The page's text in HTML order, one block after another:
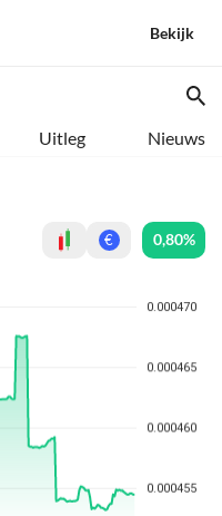
Bekijk
Uitleg Nieuws
€ 0,80%